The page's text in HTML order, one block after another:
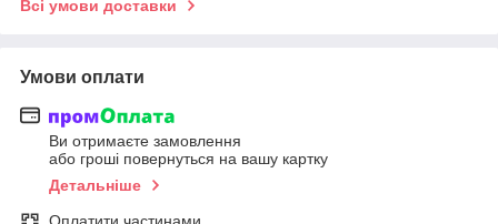
Всі умови доставки
Умови оплати
Ви отримаєте замовлення
або гроші повернуться на вашу картку
Детальніше